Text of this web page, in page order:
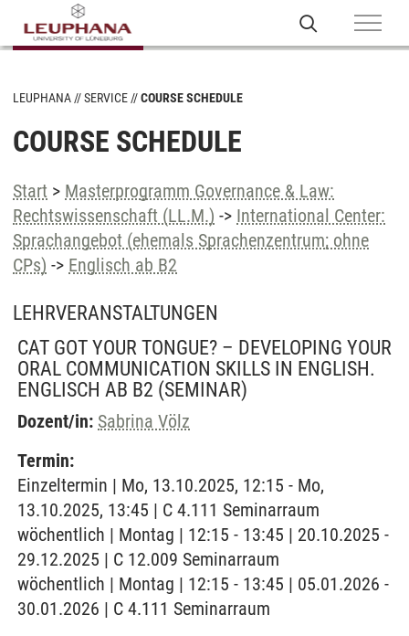
LEUPHANA SERVICE COURSE SCHEDULE
COURSE SCHEDULE
Start > Masterprogramm Governance & Law:
Rechtswissenschaft (LL.M.) -> International Center:
Sprachangebot (ehemals Sprachenzentrum; ohne
CPs) -> Englisch ab B2
LEHRVERANSTALTUNGEN
CAT GOT YOUR TONGUE? – DEVELOPING YOUR
ORAL COMMUNICATION SKILLS IN ENGLISH.
ENGLISCH AB B2 (SEMINAR)
Dozent/in: Sabrina Völz
Termin:
Einzeltermin | Mo, 13.10.2025, 12:15 - Mo,
13.10.2025, 13:45 | C 4.111 Seminarraum
wöchentlich | Montag | 12:15 - 13:45 | 20.10.2025 -
29.12.2025 | C 12.009 Seminarraum
wöchentlich | Montag | 12:15 - 13:45 | 05.01.2026 -
30.01.2026 | C 4.111 Seminarraum